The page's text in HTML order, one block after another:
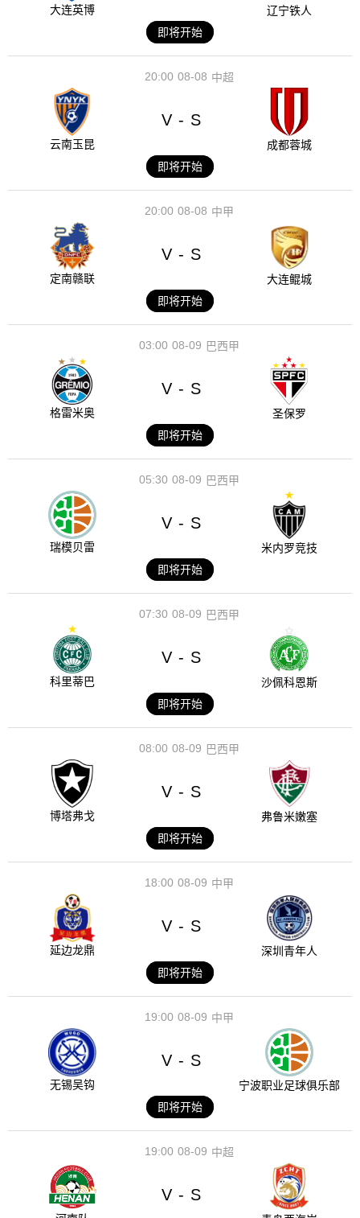
大连英博
辽宁铁人
即将开始
08-08
20:00 中超
云南玉昆
V - S
成都蓉城
即将开始
08-08
20:00 中甲
定南赣联
V - S
大连鲲城
即将开始
08-09
03:00 巴西甲
格雷米奥
V - S
圣保罗
即将开始
08-09
05:30 巴西甲
瑞模贝雷
V - S
米内罗竞技
即将开始
08-09
07:30 巴西甲
科里蒂巴
V - S
沙佩科恩斯
即将开始
08-09
08:00 巴西甲
博塔弗戈
V - S
弗鲁米嫩塞
即将开始
08-09
18:00 中甲
延边龙鼎
V - S
深圳青年人
即将开始
08-09
19:00 中甲
无锡吴钩
V - S
宁波职业足球俱乐部
即将开始
08-09
19:00 中超
V - S